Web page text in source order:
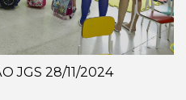
JGS 28/11/2024